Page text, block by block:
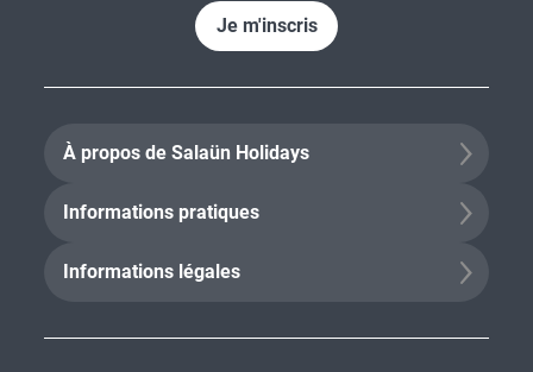
Je m'inscris
À propos de Salaün Holidays
Informations pratiques
Informations légales